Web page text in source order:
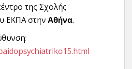
της Σχολής
ΕΚΠΑ στην Αθήνα.